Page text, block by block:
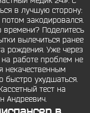
в лучшую сторону:
закодировался.
времени? Поделитесь
вылечиться ранее
рождения. Уже через
работе проблем не
некачественным
быстро ухудшаться.
тест на
Андреевич.